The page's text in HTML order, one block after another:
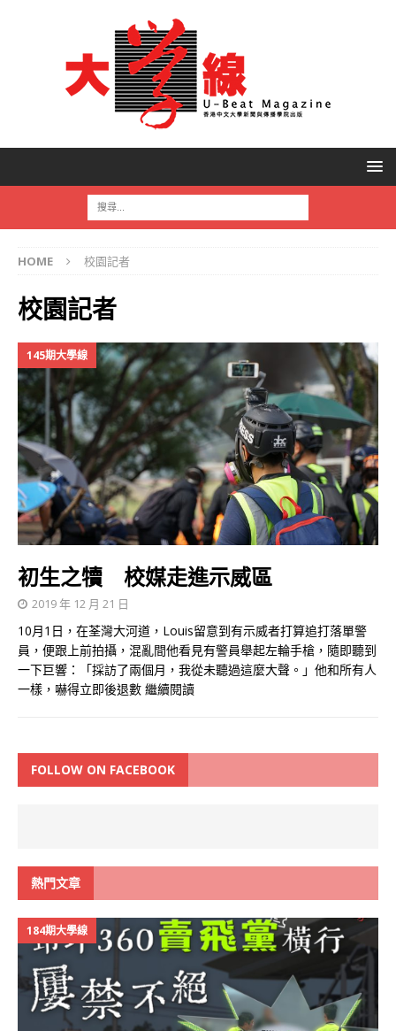
HOME 校園記者
校園記者
145期大學線
初生之犢 校媒走進示威區
2019 年 12 月 21 日
10月1日，在荃灣大河道，Louis留意到有示威者打算追打落單警
員，便跟上前拍攝，混亂間他看見有警員舉起左輪手槍，隨即聽到
一下巨響：「採訪了兩個月，我從未聽過這麼大聲。」他和所有人
一樣，嚇得立即後退數 繼續閱讀
FOLLOW ON FACEBOOK
熱門文章
184期大學線